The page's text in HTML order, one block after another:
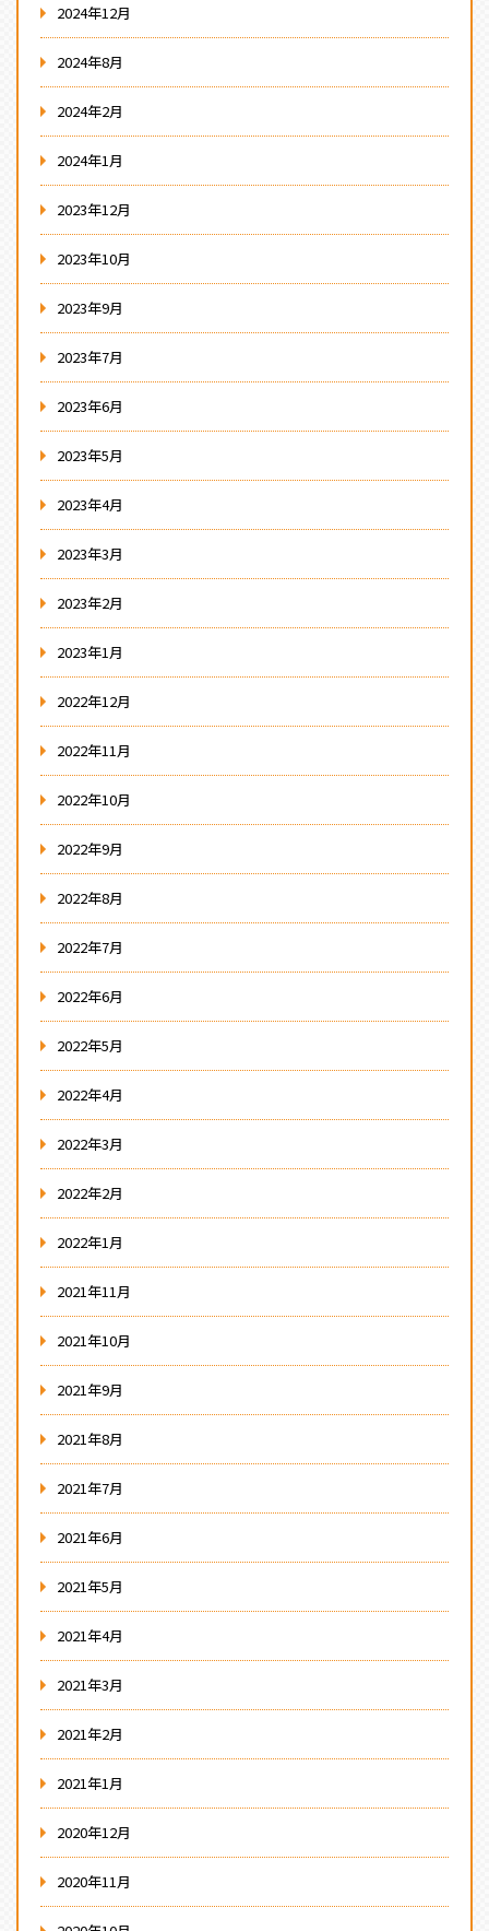
2024年12月
2024年8月
2024年2月
2024年1月
2023年12月
2023年10月
2023年9月
2023年7月
2023年6月
2023年5月
2023年4月
2023年3月
2023年2月
2023年1月
2022年12月
2022年11月
2022年10月
2022年9月
2022年8月
2022年7月
2022年6月
2022年5月
2022年4月
2022年3月
2022年2月
2022年1月
2021年11月
2021年10月
2021年9月
2021年8月
2021年7月
2021年6月
2021年5月
2021年4月
2021年3月
2021年2月
2021年1月
2020年12月
2020年11月